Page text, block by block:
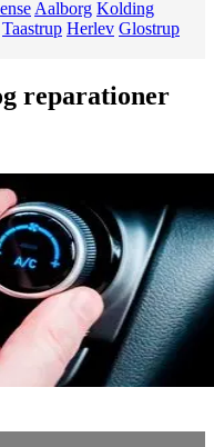
Aalborg Kolding
Taastrup Herlev Glostrup
reparationer